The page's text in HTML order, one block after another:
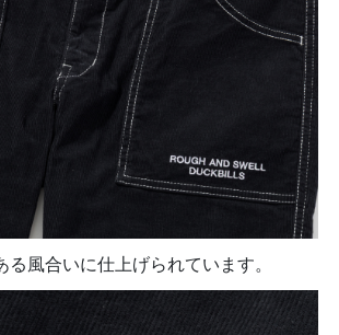
風合いに仕上げられています。